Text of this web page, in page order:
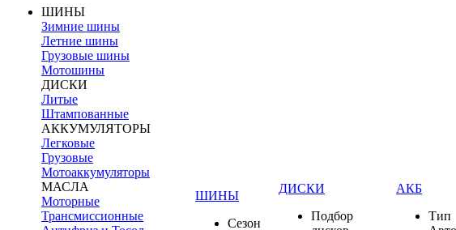
ШИНЫ
Зимние шины
Летние шины
Грузовые шины
Мотошины
ДИСКИ
Литые
Штампованные
АККУМУЛЯТОРЫ
Легковые
Грузовые
Мотоаккумуляторы
МАСЛА
Моторные
Трансмиссионные
ШИНЫ
Сезон
ДИСКИ
Подбор
АКБ
Тип